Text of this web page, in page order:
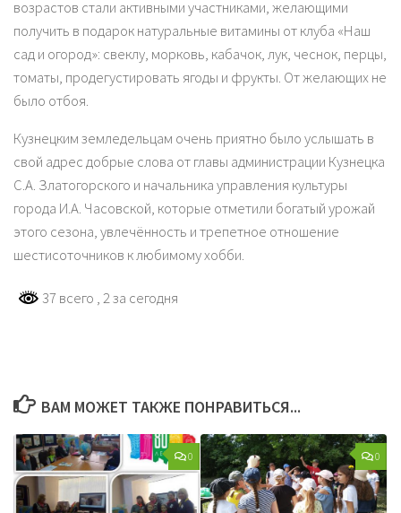
возрастов стали активными участниками, желающими
получить в подарок натуральные витамины от клуба «Наш
сад и огород»: свеклу, морковь, кабачок, лук, чеснок, перцы,
томаты, продегустировать ягоды и фрукты. От желающих не
было отбоя.
Кузнецким земледельцам очень приятно было услышать в
свой адрес добрые слова от главы администрации Кузнецка
С.А. Златогорского и начальника управления культуры
города И.А. Часовской, которые отметили богатый урожай
этого сезона, увлечённость и трепетное отношение
шестисоточников к любимому хобби.
37 всего , 2 за сегодня
ВАМ МОЖЕТ ТАКЖЕ ПОНРАВИТЬСЯ...
0 0